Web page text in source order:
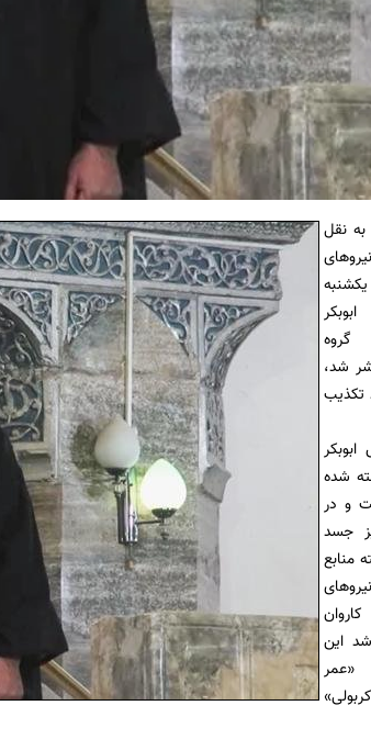
به نقل
گروه
شد،
تکذیب
شده
و در
جسد
منابع
این